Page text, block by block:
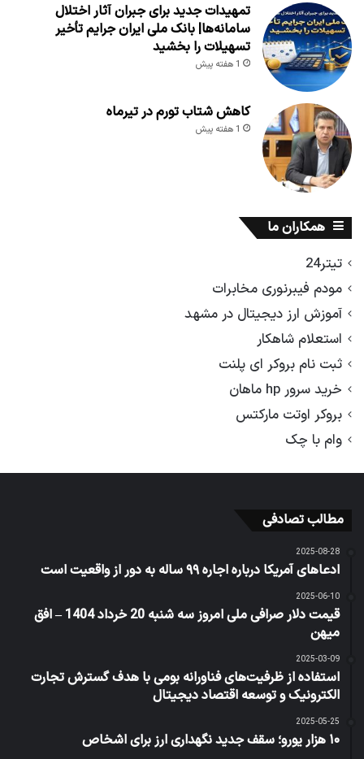
تمهیدات جدید برای جبران آثار اختلال
سامانه‌ها| بانک ملی ایران جرایم تأخیر
تسهیلات را بخشید
1 هفته پیش
کاهش شتاب تورم در تیرماه
1 هفته پیش
همکاران ما
تیتر24
مودم فیبرنوری مخابرات
آموزش ارز دیجیتال در مشهد
استعلام شاهکار
ثبت نام بروکر ای پلنت
خرید سرور hp ماهان
بروکر اوتت مارکتس
وام با چک
مطالب تصادفی
2025-08-28
ادعاهای آمریکا درباره اجاره ۹۹ ساله به دور از واقعیت است
2025-06-10
قیمت دلار صرافی ملی امروز سه شنبه 20 خرداد 1404 – افق
میهن
2025-03-09
استفاده از ظرفیت‌های فناورانه بومی با هدف گسترش تجارت
الکترونیک و توسعه اقتصاد دیجیتال
2025-05-25
۱۰ هزار یورو؛ سقف جدید نگهداری ارز برای اشخاص